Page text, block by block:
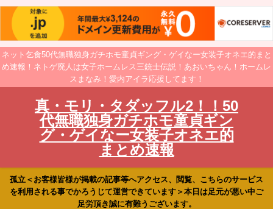
ネット乞食50代無職独身ガチホモ童貞ギング・ゲイなー女装子オネエ的まと
め速報！ネトゲ廃人は女子ホームレス三銃士伝説！あおいちゃん！ホームレ
スまなみ！愛内アイラ応援してます！
真・モリ・タダッフル2！！50
代無職独身ガチホモ童貞ギン
グ・ゲイなー女装子オネエ的
まとめ速報
孤立＜お客様皆様が掲載の記事等へアクセス、閲覧、こちらのサービス
を利用される事でかろうじて運営できています＞本日は足元が悪い中ご
足労頂き誠に有難うございます。